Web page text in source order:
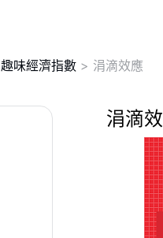
趣味經濟指數 > 涓滴效應
涓滴